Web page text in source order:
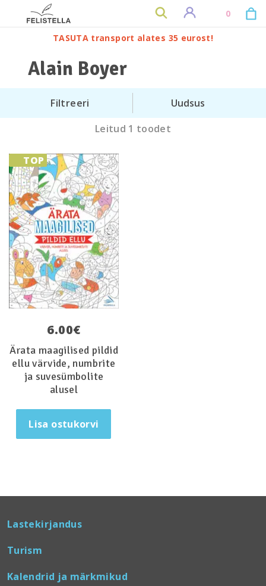
0
TASUTA transport alates 35 eurost!
Alain Boyer
Filtreeri
Leitud 1 toodet
TOP
6.00€
Ärata maagilised pildid
ellu värvide, numbrite
ja suvesümbolite
alusel
Lisa ostukorvi
Lastekirjandus
Turism
Kalendrid ja märkmikud